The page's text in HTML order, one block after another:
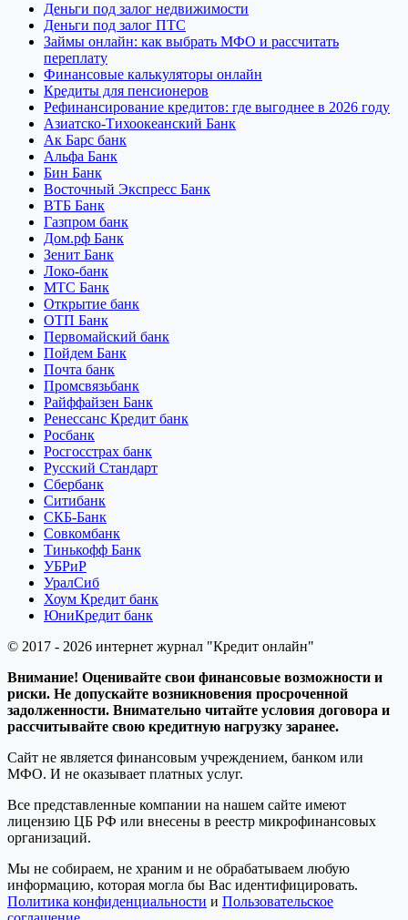
Деньги под залог недвижимости
Деньги под залог ПТС
Займы онлайн: как выбрать МФО и рассчитать
переплату
Финансовые калькуляторы онлайн
Кредиты для пенсионеров
Рефинансирование кредитов: где выгоднее в 2026 году
Азиатско-Тихоокеанский Банк
Ак Барс банк
Альфа Банк
Бин Банк
Восточный Экспресс Банк
ВТБ Банк
Газпром банк
Дом.рф Банк
Зенит Банк
Локо-банк
МТС Банк
Открытие банк
ОТП Банк
Первомайский банк
Пойдем Банк
Почта банк
Промсвязьбанк
Райффайзен Банк
Ренессанс Кредит банк
Росбанк
Росгосстрах банк
Русский Стандарт
Сбербанк
Ситибанк
СКБ-Банк
Совкомбанк
Тинькофф Банк
УБРиР
УралСиб
Хоум Кредит банк
ЮниКредит банк
© 2017 - 2026 интернет журнал "Кредит онлайн"
Внимание! Оценивайте свои финансовые возможности и
риски. Не допускайте возникновения просроченной
задолженности. Внимательно читайте условия договора и
рассчитывайте свою кредитную нагрузку заранее.
Сайт не является финансовым учреждением, банком или
МФО. И не оказывает платных услуг.
Все представленные компании на нашем сайте имеют
лицензию ЦБ РФ или внесены в реестр микрофинансовых
организаций.
Мы не собираем, не храним и не обрабатываем любую
информацию, которая могла бы Вас идентифицировать.
Политика конфиденциальности и Пользовательское